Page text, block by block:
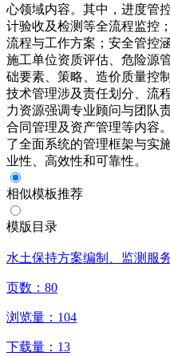
心领域内容。其中，进度管
计验收及检测等全流程监控
流程与工作方案；安全管控
施工单位资质评估、危险源
础要素、策略、造价质量控
技术管理涉及责任划分、流
力资源强调专业顾问与团队
合同管理及资产管理等内容
了全面系统的管理框架与实
业性、高效性和可靠性。
相似模板推荐
模版目录
水土保持方案编制、监测服
页数： 80
浏览量： 104
下载量： 13